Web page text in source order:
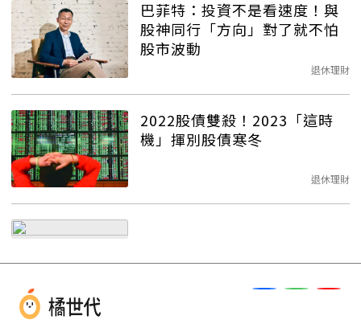
巴菲特：投資不是看速度！與
股神同行「方向」對了就不怕
股市波動
退休理財
2022股債雙殺！2023「這時
機」揮別股債寒冬
退休理財